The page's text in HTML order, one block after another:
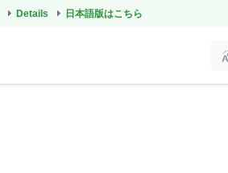
Details 日本語版はこちら